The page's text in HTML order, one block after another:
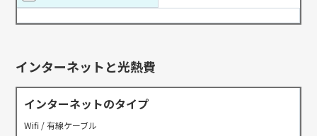
インターネットと光熱費
インターネットのタイプ
Wifi / 有線ケーブル